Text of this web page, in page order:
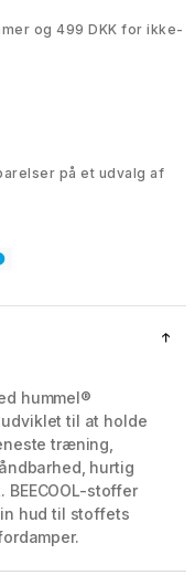
og 499 DKK for ikke-
på et udvalg af
hummel®
udviklet til at holde
træning,
hurtig
stoffer
hud til stoffets